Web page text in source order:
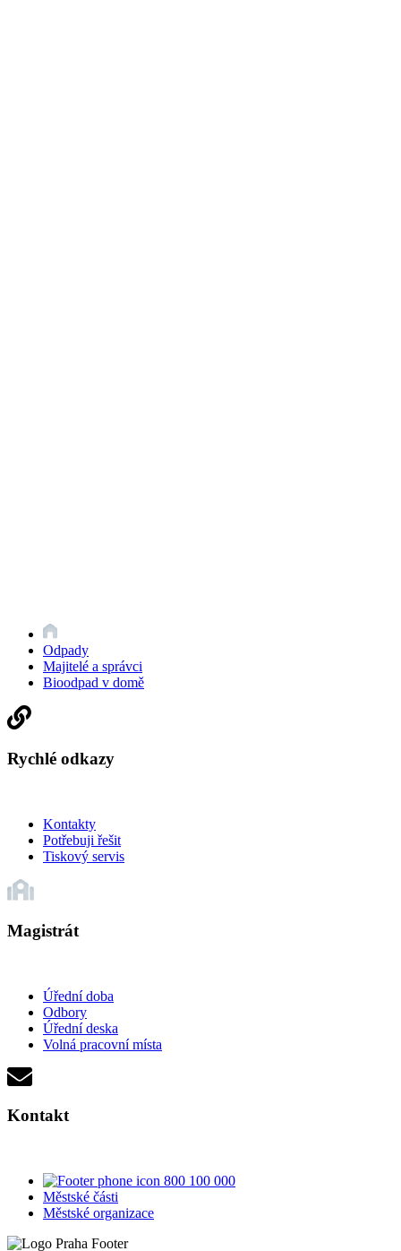
Odpady
Majitelé a správci
Bioodpad v domě
Rychlé odkazy
Kontakty
Potřebuji řešit
Tiskový servis
Magistrát
Úřední doba
Odbory
Úřední deska
Volná pracovní místa
Kontakt
800 100 000
Městské části
Městské organizace